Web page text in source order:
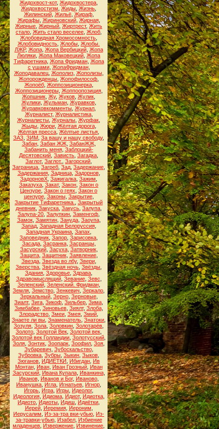
Жидохвост-кот, Жидохвостера
Жидохвостизм Жиды Жизнь
Жилинский, Жильё, Жираф,
Жирафы, Жириновский, Жирная,
Жирные Жирный Жиртрест, Жить
стало Жить стало веселее Жлоб
Жлобовидная Хромосомность
Жлобовидность Жлобы Жлобы.
ЛЖР, Жопа, Жопа Вербицкий, Жопа
Люляки Жопа Маковецкий Жопа
Тифаретника, Жопа Фридман, Жопа
с ушами, ЖопаФридман,
Жоподавалец, Жополиз, Жополизы,
Жопорожденцы Жопофилософ
Жопоёб, Жоппозиционерка,
Жоппозиционеры, Жоппоопозиция,
Жопшник Жу, Жуков Жулик
Жулики, Жульман, Журавков,
Журавковкомменты Журнал
Журналист, Журналистика,
Журналисты Журналы Журфак
Жыды, Жюри, Жёлтая дорога,
Жёлтая пресса Жёлтые листья
ЗАЗ ЗИМ За вашу и нашу свободу,
Забан, Забан ЖЖ, ЗабанЖЖ,
Забанить меня, Заблоцкий-
Десятовский Зависть Загадка
Заглот, Заглот. Загорский
Заграница Загреб Зад Задержание
Задержания, Задница, Задорнов,
ЗадорновХ Зажигалка Зажим
Заказуха Закат, Закон Закон о
Цензуре Закон о геях Закон о
цензуре, Законы, Закрытие,
Закрытие Тифаретника.
Закрытый
дневник Закуска Закусь Залупа
Залупа-20 Залупкин Заменгоф
Замок, Замятин, Зануда, Заоупа,
Запад, Западная Белоруссия,
Западная Украина Запах
Заповедник Запор Зарисовка
Засада, Засранка, Засранцы,
Засурский, Засуха, Затворник,
Защита, Защитник, Заявление,
Звезда, Звезда во лбу, Звери,
Зверства Звёздная ночь Звёзды
Здания Здоровье Здрава
Здравомыслящий, Зевание, Зевс
Зеленский, Зеленский. Фридман,
Земля Земство Зенкевич Зеркало
Зеркальный, Зерно, Зерновые,
Зиалт, Зига Зикоф Зильбер Зима
Зимбабве, Зиновьев, Зиялт, Злоба,
Злорадство Змеи Змея Змий
Знаете ли вы Знаменатель Знатоки
Зозуля Зола Золовкин Золотарёв
Золото Золотой Век Золотой век
Золотой век Голландии Золотусский
Золя Зонтик Зоопарк Зоофил Зоя
Зубаревич Зубоскальство,
Зубровка Зубры Зыкин Зыков
Зюганов ИДИЁТКИ Ибигдан Ив
Монтан, Иван, Иван Грозный, Иван
Засурский, Ивана Купала, Иванкина,
Иванов, Иванов и Бог, Иваново,
Иванушка Игла Игнатьев Игнор
Игорь Игра Игры Идеолог,
Идеология, Идиома, Идиот, Идиотка,
Идиото Идиоты Идиш Идиётки
Иерей, Иеремия, Иероним
Иерусалим
Из-за-тра вки-убью Из-
за-травки-убью, Изабел, Избиение
младенцев Извержение Извинение